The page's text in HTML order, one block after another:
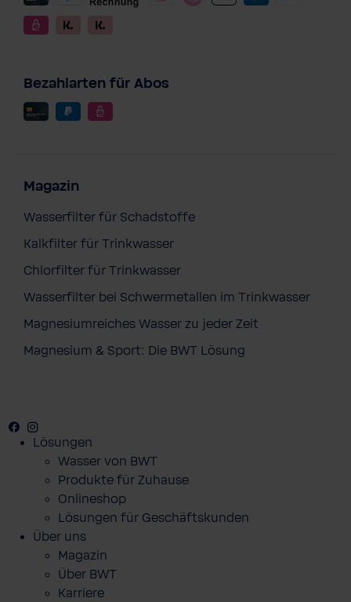
Bezahlarten für Abos
Magazin
Wasserfilter für Schadstoffe
Kalkfilter für Trinkwasser
Chlorfilter für Trinkwasser
Wasserfilter bei Schwermetallen im Trinkwasser
Magnesiumreiches Wasser zu jeder Zeit
Magnesium & Sport: Die BWT Lösung
Facebook
Youtube
Lösungen
Wasser von BWT
Produkte für Zuhause
Onlineshop
Lösungen für Geschäftskunden
Über uns
Magazin
Über BWT
Karriere